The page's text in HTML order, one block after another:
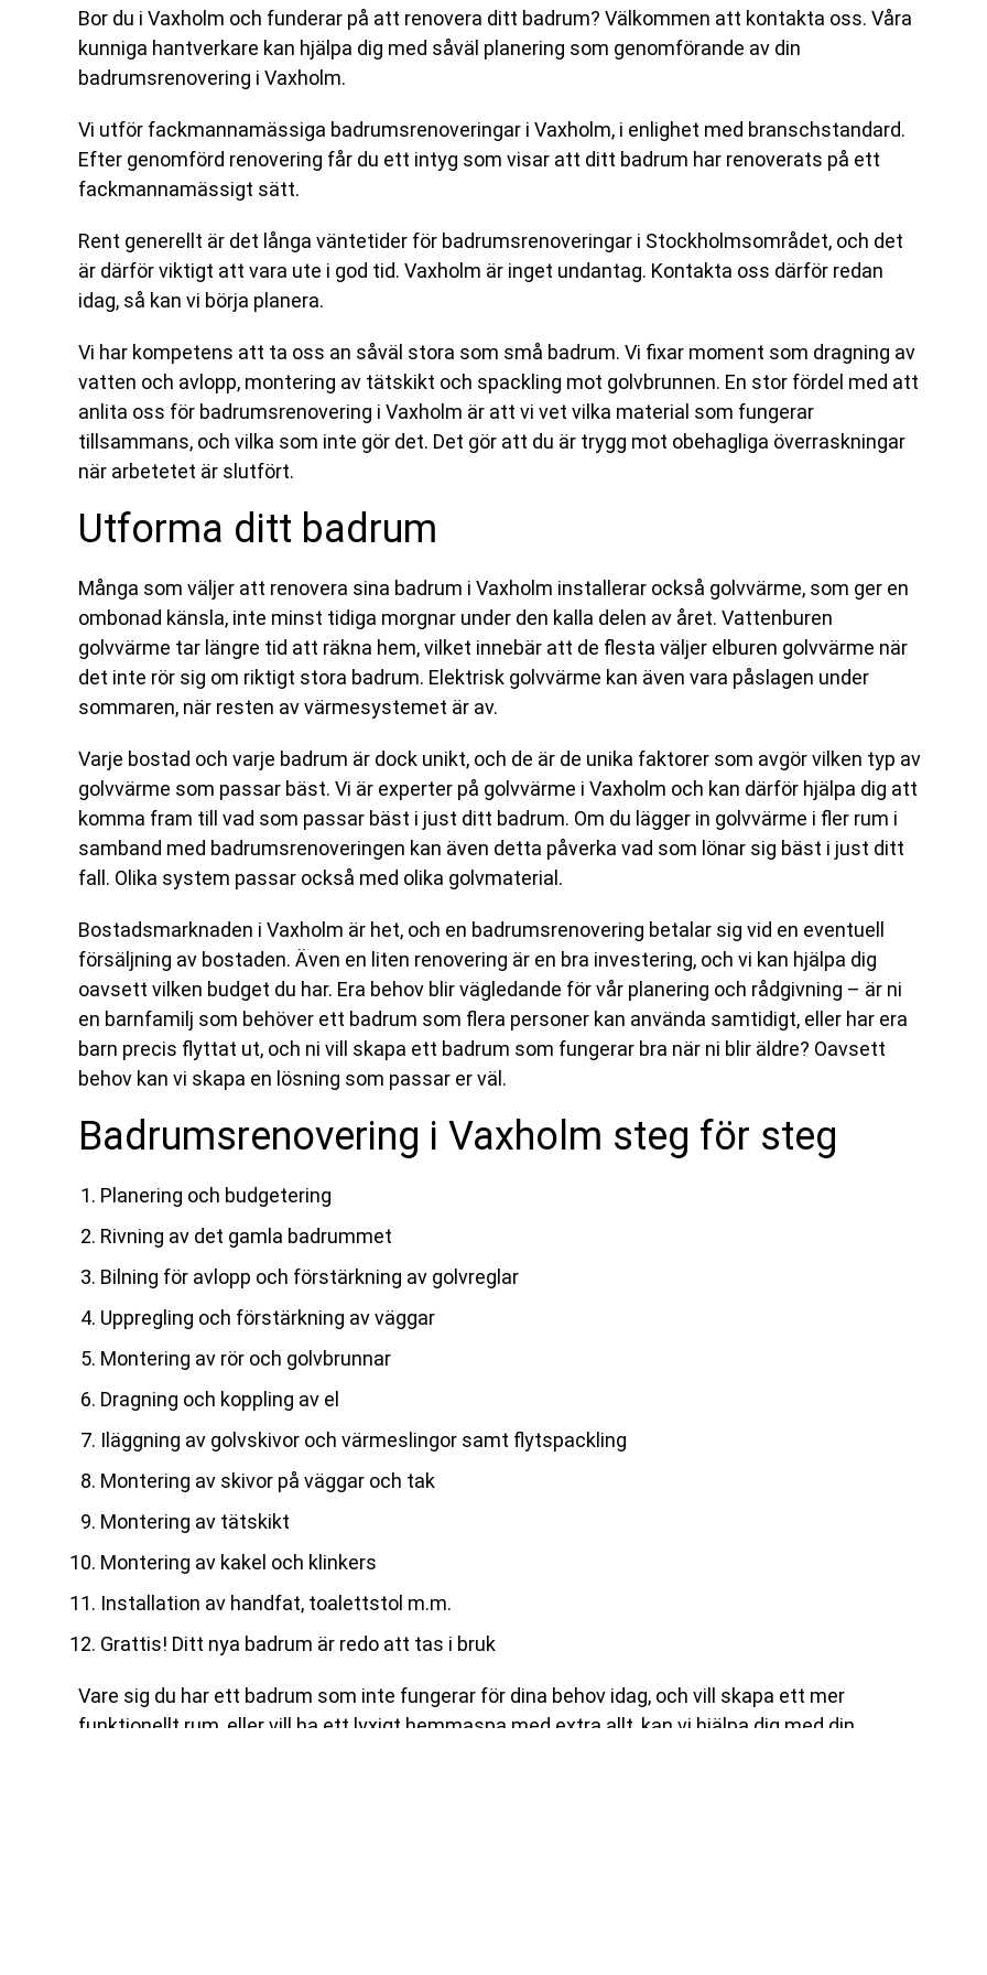
Bor du i Vaxholm och funderar på att renovera ditt badrum? Välkommen att kontakta oss. Våra
kunniga hantverkare kan hjälpa dig med såväl planering som genomförande av din
badrumsrenovering i Vaxholm.
Vi utför fackmannamässiga badrumsrenoveringar i Vaxholm, i enlighet med branschstandard.
Efter genomförd renovering får du ett intyg som visar att ditt badrum har renoverats på ett
fackmannamässigt sätt.
Rent generellt är det långa väntetider för badrumsrenoveringar i Stockholmsområdet, och det
är därför viktigt att vara ute i god tid. Vaxholm är inget undantag. Kontakta oss därför redan
idag, så kan vi börja planera.
Vi har kompetens att ta oss an såväl stora som små badrum. Vi fixar moment som dragning av
vatten och avlopp, montering av tätskikt och spackling mot golvbrunnen. En stor fördel med att
anlita oss för badrumsrenovering i Vaxholm är att vi vet vilka material som fungerar
tillsammans, och vilka som inte gör det. Det gör att du är trygg mot obehagliga överraskningar
när arbetetet är slutfört.
Utforma ditt badrum
Många som väljer att renovera sina badrum i Vaxholm installerar också golvvärme, som ger en
ombonad känsla, inte minst tidiga morgnar under den kalla delen av året. Vattenburen
golvvärme tar längre tid att räkna hem, vilket innebär att de flesta väljer elburen golvvärme när
det inte rör sig om riktigt stora badrum. Elektrisk golvvärme kan även vara påslagen under
sommaren, när resten av värmesystemet är av.
Varje bostad och varje badrum är dock unikt, och de är de unika faktorer som avgör vilken typ av
golvvärme som passar bäst. Vi är experter på golvvärme i Vaxholm och kan därför hjälpa dig att
komma fram till vad som passar bäst i just ditt badrum. Om du lägger in golvvärme i fler rum i
samband med badrumsrenoveringen kan även detta påverka vad som lönar sig bäst i just ditt
fall. Olika system passar också med olika golvmaterial.
Bostadsmarknaden i Vaxholm är het, och en badrumsrenovering betalar sig vid en eventuell
försäljning av bostaden. Även en liten renovering är en bra investering, och vi kan hjälpa dig
oavsett vilken budget du har. Era behov blir vägledande för vår planering och rådgivning – är ni
en barnfamilj som behöver ett badrum som flera personer kan använda samtidigt, eller har era
barn precis flyttat ut, och ni vill skapa ett badrum som fungerar bra när ni blir äldre? Oavsett
behov kan vi skapa en lösning som passar er väl.
Badrumsrenovering i Vaxholm steg för steg
Planering och budgetering
Rivning av det gamla badrummet
Bilning för avlopp och förstärkning av golvreglar
Uppregling och förstärkning av väggar
Montering av rör och golvbrunnar
Dragning och koppling av el
Iläggning av golvskivor och värmeslingor samt flytspackling
Montering av skivor på väggar och tak
Montering av tätskikt
Montering av kakel och klinkers
Installation av handfat, toalettstol m.m.
Grattis! Ditt nya badrum är redo att tas i bruk
Vare sig du har ett badrum som inte fungerar för dina behov idag, och vill skapa ett mer
funktionellt rum, eller vill ha ett lyxigt hemmaspa med extra allt, kan vi hjälpa dig med din